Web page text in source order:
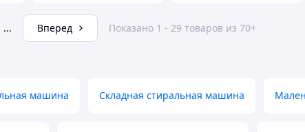
... Вперед Показано 1 - 29 товаров из 70+
машина Складная стиральная машина